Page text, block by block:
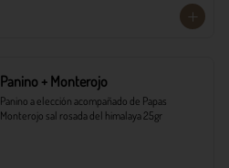
Panino + Monterojo
Panino a elección acompañado de Papas
Monterojo sal rosada del himalaya 25gr